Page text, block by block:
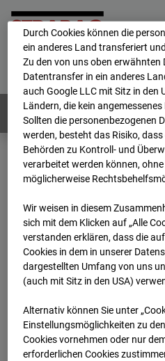
Home E-Mail
Deutsch / English
Webcams: Alle
Home
Deutschland
BC-176 BV-Ausbau
2026
07 08
BC-176
Bonatzbau
Arnulf Klett Platz,
Zur
Durch Cookies können die
ein anderes Land transferiert
Zu den von uns oben erwähnten
Datentransfer in ein anderes
auch Google LLC mit Sitz in den
Ländern, die kein
Sollten die personenbezogenen
werden, besteht das Risiko, dass
Behörden zu Kontroll- und
verarbeitet werden können,
möglicherweise
Wir weisen in diesem
sich mit dem Klicken auf „Alle
ver­standen erklären, dass die
Cookies in dem in unserer
dargestellten Umfang von uns
(auch mit Sitz in den USA)
Alternativ können Sie unter
Einstellungsmöglichkeiten zu
Cookies vornehmen oder nur
erforderlichen Cookies